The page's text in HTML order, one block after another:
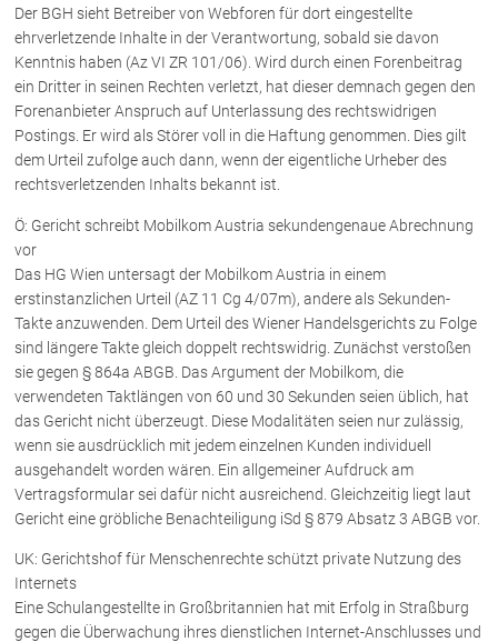
Der BGH sieht Betreiber von Webforen für dort eingestellte
ehrverletzende Inhalte in der Verantwortung, sobald sie davon
Kenntnis haben (Az VI ZR 101/06). Wird durch einen Forenbeitrag
ein Dritter in seinen Rechten verletzt, hat dieser demnach gegen den
Forenanbieter Anspruch auf Unterlassung des rechtswidrigen
Postings. Er wird als Störer voll in die Haftung genommen. Dies gilt
dem Urteil zufolge auch dann, wenn der eigentliche Urheber des
rechtsverletzenden Inhalts bekannt ist.
Ö: Gericht schreibt Mobilkom Austria sekundengenaue Abrechnung
vor
Das HG Wien untersagt der Mobilkom Austria in einem
erstinstanzlichen Urteil (AZ 11 Cg 4/07m), andere als Sekunden-
Takte anzuwenden. Dem Urteil des Wiener Handelsgerichts zu Folge
sind längere Takte gleich doppelt rechtswidrig. Zunächst verstoßen
sie gegen § 864a ABGB. Das Argument der Mobilkom, die
verwendeten Taktlängen von 60 und 30 Sekunden seien üblich, hat
das Gericht nicht überzeugt. Diese Modalitäten seien nur zulässig,
wenn sie ausdrücklich mit jedem einzelnen Kunden individuell
ausgehandelt worden wären. Ein allgemeiner Aufdruck am
Vertragsformular sei dafür nicht ausreichend. Gleichzeitig liegt laut
Gericht eine gröbliche Benachteiligung iSd § 879 Absatz 3 ABGB vor.
UK: Gerichtshof für Menschenrechte schützt private Nutzung des
Internets
Eine Schulangestellte in Großbritannien hat mit Erfolg in Straßburg
gegen die Überwachung ihres dienstlichen Internet-Anschlusses und